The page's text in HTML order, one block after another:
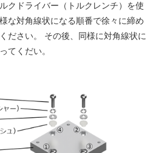
クドライバー（トルクレンチ）を使
対角線状になる順番で徐々に締め
ださい。 その後、同様に対角線状に
てくだい。